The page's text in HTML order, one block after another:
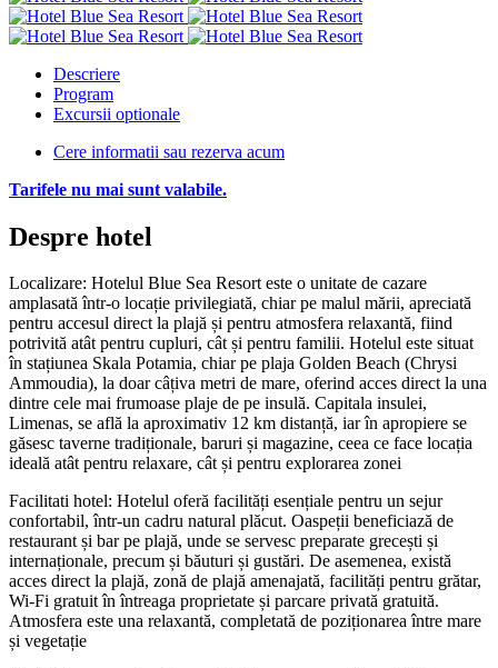
Descriere
Program
Excursii optionale
Cere informatii sau rezerva acum
Tarifele nu mai sunt valabile.
Despre hotel
Localizare: Hotelul Blue Sea Resort este o unitate de cazare
amplasată într-o locație privilegiată, chiar pe malul mării, apreciată
pentru accesul direct la plajă și pentru atmosfera relaxantă, fiind
potrivită atât pentru cupluri, cât și pentru familii. Hotelul este situat
în stațiunea Skala Potamia, chiar pe plaja Golden Beach (Chrysi
Ammoudia), la doar câțiva metri de mare, oferind acces direct la una
dintre cele mai frumoase plaje de pe insulă. Capitala insulei,
Limenas, se află la aproximativ 12 km distanță, iar în apropiere se
găsesc taverne tradiționale, baruri și magazine, ceea ce face locația
ideală atât pentru relaxare, cât și pentru explorarea zonei
Facilitati hotel: Hotelul oferă facilități esențiale pentru un sejur
confortabil, într-un cadru natural plăcut. Oaspeții beneficiază de
restaurant și bar pe plajă, unde se servesc preparate grecești și
internaționale, precum și băuturi și gustări. De asemenea, există
acces direct la plajă, zonă de plajă amenajată, facilități pentru grătar,
Wi-Fi gratuit în întreaga proprietate și parcare privată gratuită.
Atmosfera este una relaxantă, completată de poziționarea între mare
și vegetație